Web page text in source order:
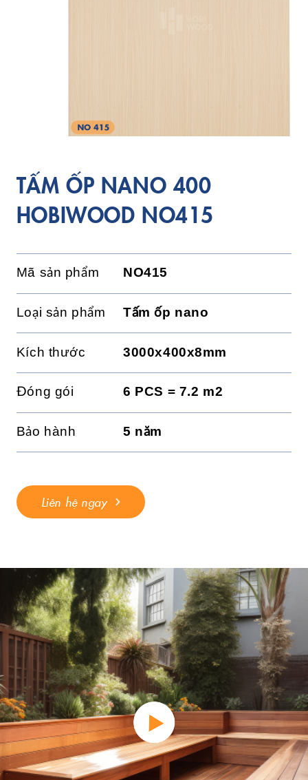
TẤM ỐP NANO 400
HOBIWOOD NO415
Mã sản phẩm NO415
Loại sản phẩm Tấm ốp nano
Kích thước 3000x400x8mm
Đóng gói 6 PCS = 7.2 m2
Bảo hành 5 năm
Liên hệ ngay